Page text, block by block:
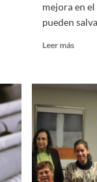
mejora en
pueden
Leer másLeer
Día
del